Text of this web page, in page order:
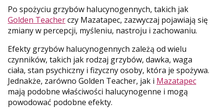
Po spożyciu grzybów halucynogennych, takich jak
Golden Teacherczy Mazatapec, zazwyczaj pojawiają się
zmiany w percepcji, myśleniu, nastroju i zachowaniu.
Efekty grzybów halucynogennych zależą od wielu
czynników, takich jak rodzaj grzybów, dawka, waga
ciała, stan psychiczny i fizyczny osoby, która je spożywa.
Jednakże, zarówno Golden Teacher, jak i Mazatapec
mają podobne właściwości halucynogenne i mogą
powodować podobne efekty.